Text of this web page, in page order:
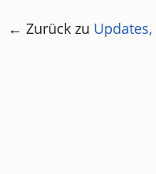
← Zurück zu